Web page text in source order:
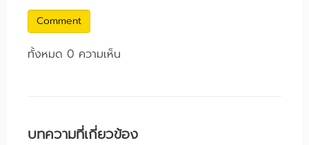
Comment
ทั้งหมด 0 ความเห็น
บทความที่เกี่ยวข้อง